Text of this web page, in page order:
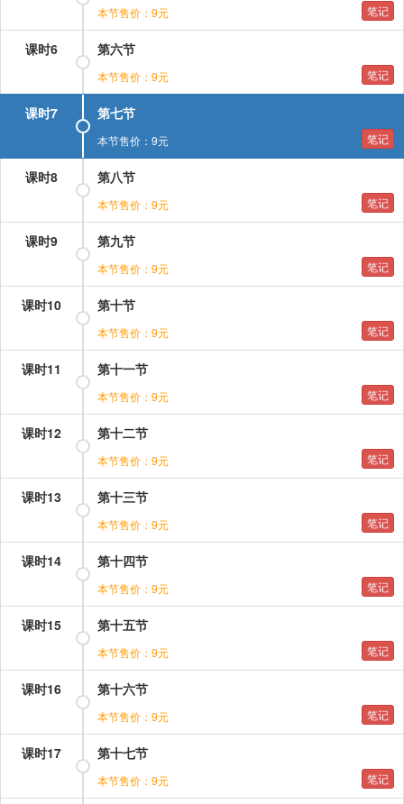
本节售价：9元 笔记
课时6 第六节
本节售价：9元 笔记
课时7 第七节
本节售价：9元 笔记
课时8 第八节
本节售价：9元 笔记
课时9 第九节
本节售价：9元 笔记
课时10 第十节
本节售价：9元 笔记
课时11 第十一节
本节售价：9元 笔记
课时12 第十二节
本节售价：9元 笔记
课时13 第十三节
本节售价：9元 笔记
课时14 第十四节
本节售价：9元 笔记
课时15 第十五节
本节售价：9元 笔记
课时16 第十六节
本节售价：9元 笔记
课时17 第十七节
本节售价：9元 笔记